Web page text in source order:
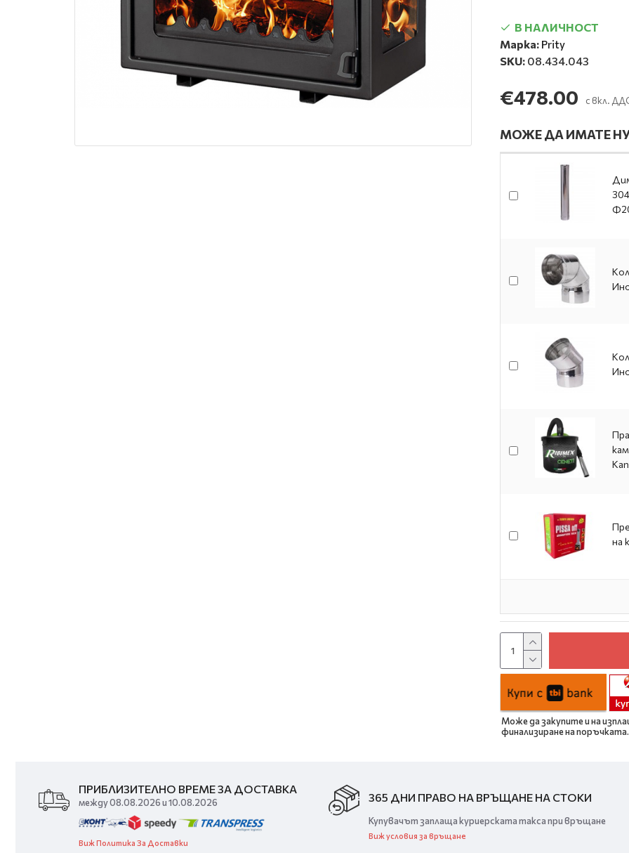
В НАЛИЧНОСТ
Марка: Prity
SKU: 08.434.043
€478.00 с вкл.
МОЖЕ ДА ИМАТЕ
на
Може да закупите и на
финализиране на поръчката.
ПРИБЛИЗИТЕЛНО ВРЕМЕ ЗА ДОСТАВКА
между 08.08.2026 и 10.08.2026
Виж Политика За Доставки
365 ДНИ ПРАВО НА ВРЪЩАНЕ НА СТОКИ
Купувачът заплаща куриерската такса при връщане
Виж условия за връщане